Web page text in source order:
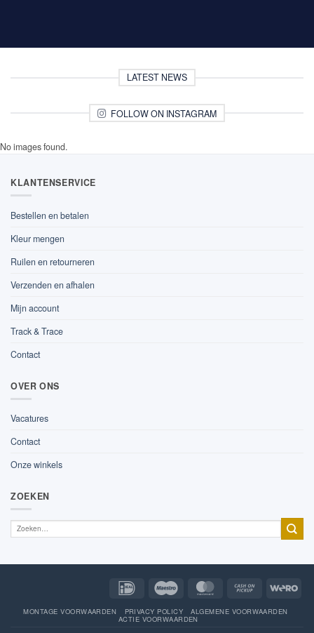
LATEST NEWS
FOLLOW ON INSTAGRAM
No images found.
KLANTENSERVICE
Bestellen en betalen
Kleur mengen
Ruilen en retourneren
Verzenden en afhalen
Mijn account
Track & Trace
Contact
OVER ONS
Vacatures
Contact
Onze winkels
ZOEKEN
IDeal Maestro MasterCard
Cash
Pickup
MONTAGE VOORWAARDEN PRIVACY POLICY ALGEMENE VOORWAARDEN
ACTIE VOORWAARDEN